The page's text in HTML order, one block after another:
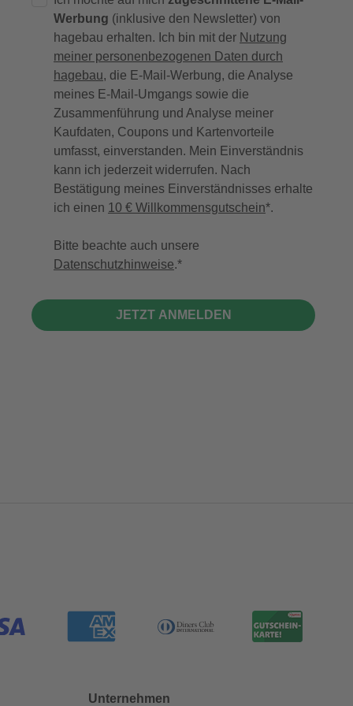
Werbung (inklusive den Newsletter) von
hagebau erhalten. Ich bin mit der Nutzung
meiner personenbezogenen Daten durch
hagebau, die E-Mail-Werbung, die Analyse
meines E-Mail-Umgangs sowie die
Zusammenführung und Analyse meiner
Kaufdaten, Coupons und Kartenvorteile
umfasst, einverstanden. Mein Einverständnis
kann ich jederzeit widerrufen. Nach
Bestätigung meines Einverständnisses erhalte
ich einen 10 € Willkommensgutschein*.
Bitte beachte auch unsere
Datenschutzhinweise.
JETZT ANMELDEN
Unternehmen